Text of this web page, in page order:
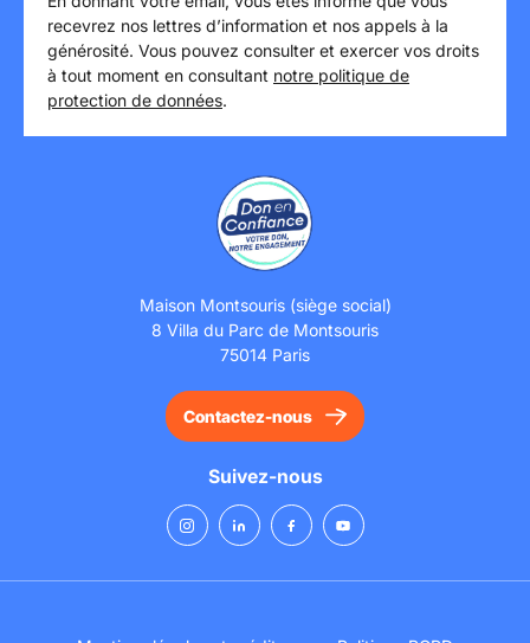
recevrez nos lettres d’information et nos appels à la
générosité. Vous pouvez consulter et exercer vos droits
à tout moment en consultant notre politique de
protection de données.
Maison Montsouris (siège social)
8 Villa du Parc de Montsouris
75014 Paris
Contactez-nous
Suivez-nous